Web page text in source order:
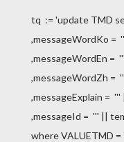
tq := 'update TMD
,messageWordKo =
,messageWordEn =
,messageWordZh =
,messageExplain =
,messageId = ''' ||
where VALUETMD =